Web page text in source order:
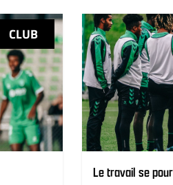
CLUB
Le travail se